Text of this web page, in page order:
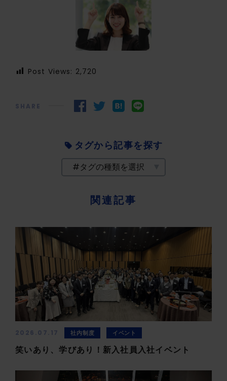
Post Views: 2,720
SHARE
タグから記事を探す
関連記事
2026.07.17 社内制度 イベント
笑いあり、学びあり！新入社員入社イベント